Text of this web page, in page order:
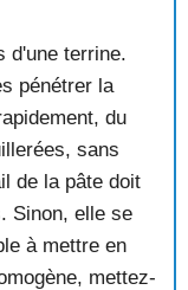
d'une terrine.
pénétrer la
du
sans
de la pâte doit
Sinon, elle se
à mettre en
mettez-